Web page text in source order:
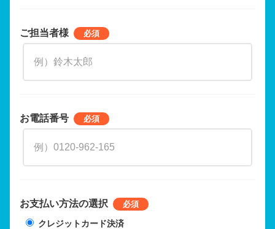
ご担当者様
お電話番号
お支払い方法の選択
クレジットカード決済